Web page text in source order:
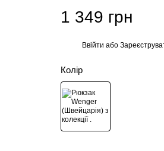
1 349 грн
Ввійти або
Колір